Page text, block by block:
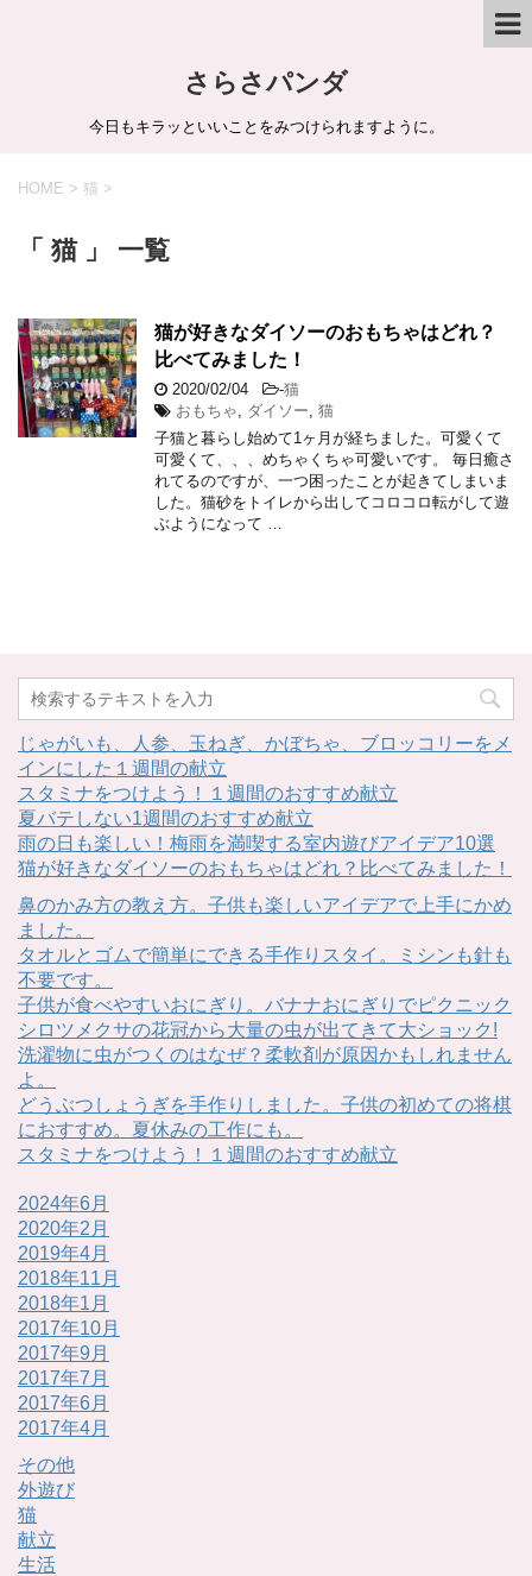
さらさパンダ
今日もキラッといいことをみつけられますように。
HOME > 猫 >
「 猫 」 一覧
猫が好きなダイソーのおもちゃはどれ？
比べてみました！
2020/02/04 -猫
おもちゃ
ダイソー 猫
子猫と暮らし始めて1ヶ月が経ちました。可愛くて
可愛くて、、、めちゃくちゃ可愛いです。 毎日癒さ
れてるのですが、一つ困ったことが起きてしまいま
した。猫砂をトイレから出してコロコロ転がして遊
ぶようになって …
じゃがいも、人参、玉ねぎ、かぼちゃ、ブロッコリーをメ
インにした１週間の献立
スタミナをつけよう！１週間のおすすめ献立
夏バテしない1週間のおすすめ献立
雨の日も楽しい！梅雨を満喫する室内遊びアイデア10選
猫が好きなダイソーのおもちゃはどれ？比べてみました！
鼻のかみ方の教え方。子供も楽しいアイデアで上手にかめ
ました。
タオルとゴムで簡単にできる手作りスタイ。ミシンも針も
不要です。
子供が食べやすいおにぎり。バナナおにぎりでピクニック
シロツメクサの花冠から大量の虫が出てきて大ショック!
洗濯物に虫がつくのはなぜ？柔軟剤が原因かもしれません
よ。
どうぶつしょうぎを手作りしました。子供の初めての将棋
におすすめ。夏休みの工作にも。
スタミナをつけよう！１週間のおすすめ献立
2024年6月
2020年2月
2019年4月
2018年11月
2018年1月
2017年10月
2017年9月
2017年7月
2017年6月
2017年4月
その他
外遊び
猫
献立
生活